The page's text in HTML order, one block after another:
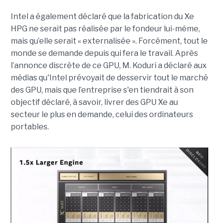
Intel a également déclaré que la fabrication du Xe
HPG ne serait pas réalisée par le fondeur lui-même,
mais qu’elle serait « externalisée ». Forcément, tout le
monde se demande depuis qui fera le travail. Après
l’annonce discrète de ce GPU, M. Koduri a déclaré aux
médias qu'Intel prévoyait de desservir tout le marché
des GPU, mais que l’entreprise s'en tiendrait à son
objectif déclaré, à savoir, livrer des GPU Xe au
secteur le plus en demande, celui des ordinateurs
portables.